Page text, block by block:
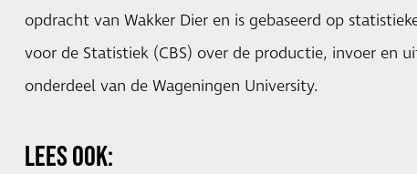
opdracht van Wakker Dier en is gebaseerd op
voor de Statistiek (CBS) over de productie, invoer en
onderdeel van de Wageningen University.
LEES OOK: